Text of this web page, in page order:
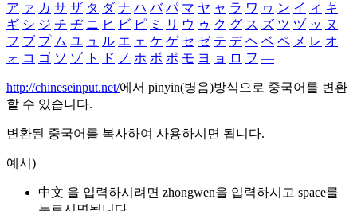
ア ァ カ サ ザ タ ダ ナ ハ バ パ マ ヤ ャ ラ ワ ヮ ン イ ィ キ
ギ シ ジ チ ヂ ニ ヒ ビ ピ ミ リ ウ ゥ ク グ ス ズ ツ ヅ ッ ヌ
フ ブ プ ム ユ ュ ル エ ェ ケ ゲ セ ゼ テ デ ヘ ベ ペ メ レ オ
ォ コ ゴ ソ ゾ ト ド ノ ホ ボ ポ モ ヨ ョ ロ ヲ ―
http://chineseinput.net/에서 pinyin(병음)방식으로 중국어를 변환
할 수 있습니다.
변환된 중국어를 복사하여 사용하시면 됩니다.
예시)
中文 을 입력하시려면 zhongwen을 입력하시고 space를